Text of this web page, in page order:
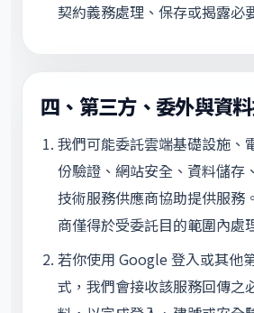
契約義務處理、保存或揭露必
四、第三方、委外與資
我們可能委託雲端基礎設施、
份驗證、網站安全、資料儲存
技術服務供應商協助提供服務
商僅得於受委託目的範圍內處
若你使用 Google 登入或其他
式，我們會接收該服務回傳之